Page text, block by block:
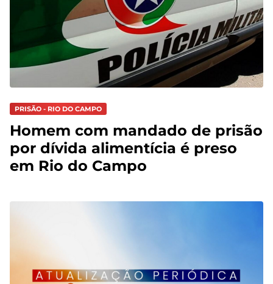
PRISÃO - RIO DO CAMPO
Homem com mandado de prisão
por dívida alimentícia é preso
em Rio do Campo